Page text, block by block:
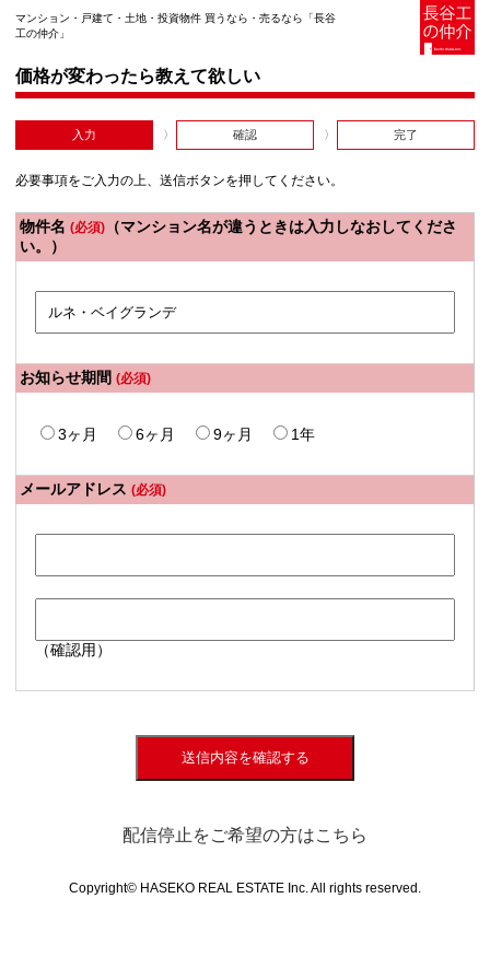
マンション・戸建て・土地・投資物件 買うなら・売るなら「長谷
工の仲介」
価格が変わったら教えて欲しい
入力 確認 完了
必要事項をご入力の上、送信ボタンを押してください。
物件名 (必須) （マンション名が違うときは入力しなおしてくださ
い。）
お知らせ期間 (必須)
3ヶ月 6ヶ月 9ヶ月 1年
メールアドレス (必須)
（確認用）
送信内容を確認する
配信停止をご希望の方はこちら
Copyright© HASEKO REAL ESTATE Inc. All rights reserved.